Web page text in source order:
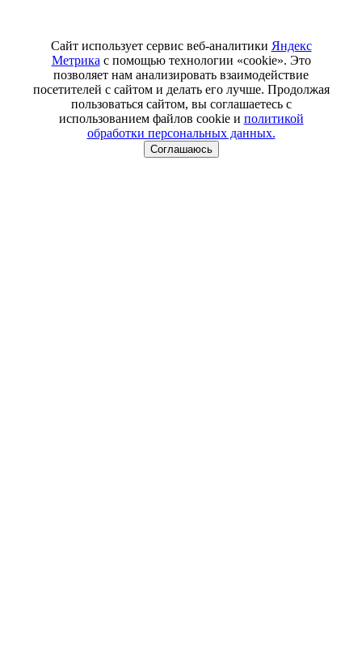
Сайт использует сервис веб-аналитики Яндекс
Метрика с помощью технологии «cookie». Это
позволяет нам анализировать взаимодействие
посетителей с сайтом и делать его лучше. Продолжая
пользоваться сайтом, вы соглашаетесь с
использованием файлов cookie и политикой
обработки персональных данных.
Соглашаюсь